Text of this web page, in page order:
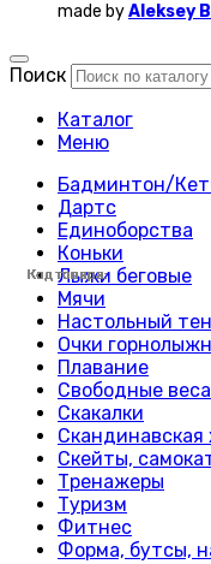
Код товара:
Код товара:
Код товара:
Код товара:
Код товара:
Код товара:
Код товара:
Код товара:
Код товара:
Код товара:
Код товара:
Код товара:
Код товара:
Код товара:
Код товара:
Код товара:
Код товара:
Код товара:
Код товара:
Код товара:
Код товара:
Код товара:
Код товара:
Код товара:
made byAleksey
Поиск
Каталог
Меню
Бадминтон/
Дартс
Единоборства
Коньки
Лыжи беговые
Мячи
Настольный
Очки
Плавание
Свободные веса
Скакалки
Скандинавская
Скейты,
Тренажеры
Туризм
Фитнес
Форма, бутсы,